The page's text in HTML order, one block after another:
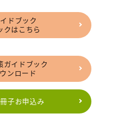
ドブック
クはこちら
ガイドブック
ンロード
子お申込み